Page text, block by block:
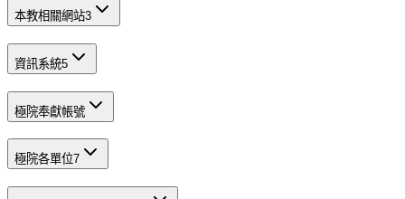
本教相關網站3
資訊系統5
極院奉獻帳號
極院各單位7